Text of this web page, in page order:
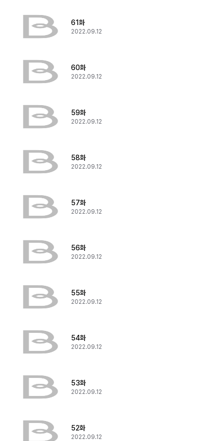
61화
2022.09.12
60화
2022.09.12
59화
2022.09.12
58화
2022.09.12
57화
2022.09.12
56화
2022.09.12
55화
2022.09.12
54화
2022.09.12
53화
2022.09.12
52화
2022.09.12